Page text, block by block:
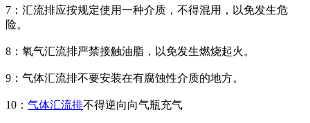
7：汇流排应按规定使用一种介质，不得混用，以免发生危
险。
8：氧气汇流排严禁接触油脂，以免发生燃烧起火。
9：气体汇流排不要安装在有腐蚀性介质的地方。
10： 气体汇流排不得逆向向气瓶充气